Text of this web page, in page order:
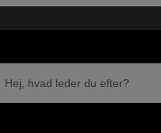
Hej, hvad leder du efter?